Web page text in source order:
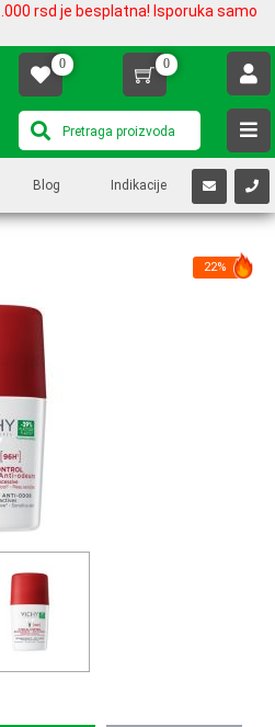
rsd je besplatna! Isporuka samo
0 0
Blog Indikacije
22%